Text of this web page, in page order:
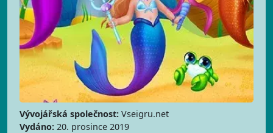
Vývojářská společnost: Vseigru.net
Vydáno: 20. prosince 2019